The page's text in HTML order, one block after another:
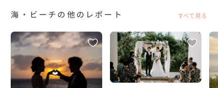
海・ビーチの他のレポート すべて見る